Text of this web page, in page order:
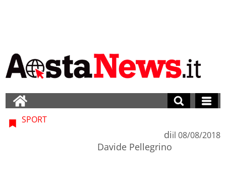
SPORT
di
Davide Pellegrino
il 08/08/2018